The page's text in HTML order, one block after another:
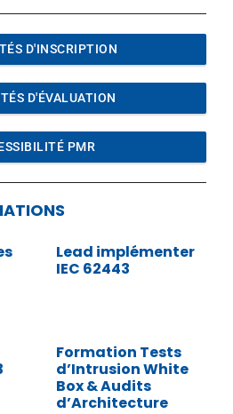
D'INSCRIPTION
D'ÉVALUATION
PMR
Lead implémenter
IEC 62443
Formation Tests
d’Intrusion White
Box & Audits
d’Architecture